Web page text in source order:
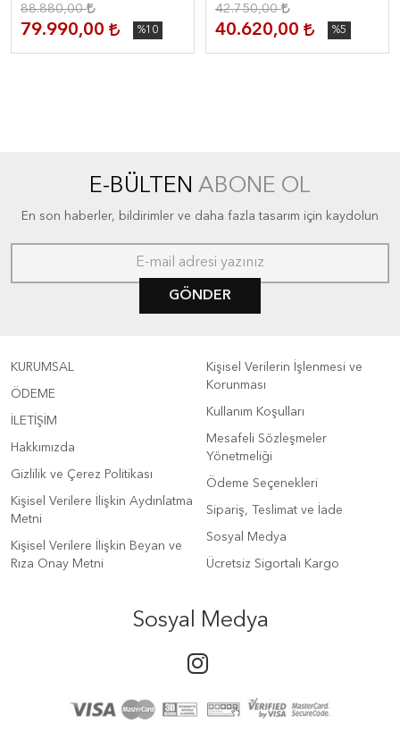
88.880,00
79.990,00 %10
42.750,00
40.620,00 %5
E-BÜLTEN ABONE OL
En son haberler, bildirimler ve daha fazla tasarım için kaydolun
GÖNDER
KURUMSAL
ÖDEME
İLETİŞİM
Hakkımızda
Gizlilik ve Çerez Politikası
Kişisel Verilere İlişkin Aydınlatma
Metni
Kişisel Verilere İlişkin Beyan ve
Rıza Onay Metni
Kişisel Verilerin İşlenmesi ve
Korunması
Kullanım Koşulları
Mesafeli Sözleşmeler
Yönetmeliği
Ödeme Seçenekleri
Sipariş, Teslimat ve İade
Sosyal Medya
Ücretsiz Sigortalı Kargo
Sosyal Medya